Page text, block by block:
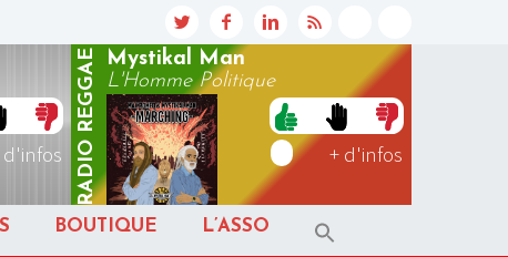
d'infos RADIO
REGGAE
Mystikal Man
L'Homme Politique
+ d'infos
BOUTIQUE L’ASSO